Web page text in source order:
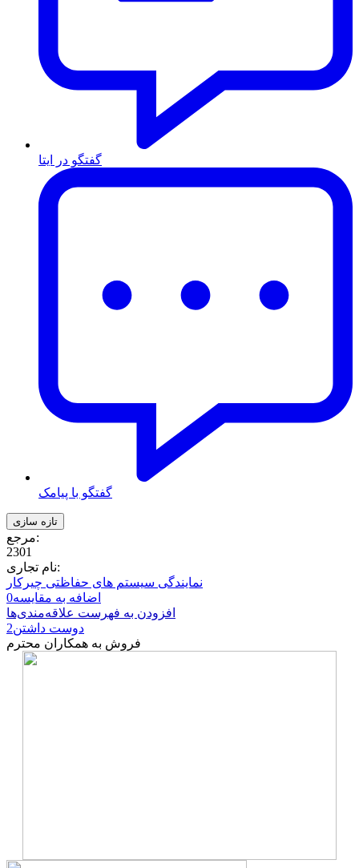
گفتگو در ایتا
گفتگو با پیامک
مرجع:
2301
نام تجاری:
نمایندگی سیستم های حفاظتی چیرکار
اضافه به مقایسه0
افزودن به فهرست علاقه‌مندی‌ها
دوست داشتن2
فروش به همکاران محترم